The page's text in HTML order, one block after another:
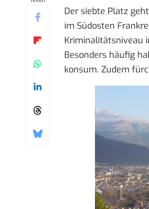
Der siebte Platz
im Südosten
Kriminalitätsniveau
Besonders häufig
konsum. Zudem